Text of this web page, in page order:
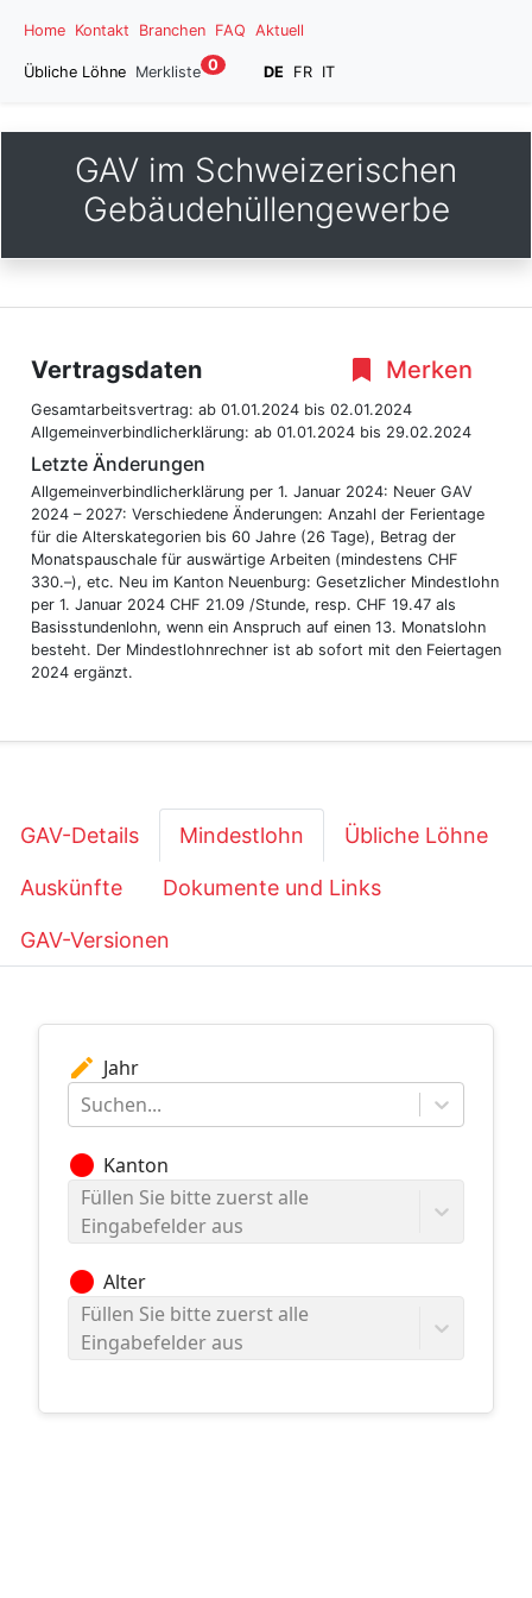
Home Kontakt Branchen FAQ Aktuell
Übliche Löhne Merkliste 0 DE FR IT
GAV im Schweizerischen
Gebäudehüllengewerbe
Merken
Vertragsdaten
Gesamtarbeitsvertrag: ab 01.01.2024 bis 02.01.2024
Allgemeinverbindlicherklärung: ab 01.01.2024 bis 29.02.2024
Letzte Änderungen
Allgemeinverbindlicherklärung per 1. Januar 2024: Neuer GAV
2024 – 2027: Verschiedene Änderungen: Anzahl der Ferientage
für die Alterskategorien bis 60 Jahre (26 Tage), Betrag der
Monatspauschale für auswärtige Arbeiten (mindestens CHF
330.–), etc. Neu im Kanton Neuenburg: Gesetzlicher Mindestlohn
per 1. Januar 2024 CHF 21.09 /Stunde, resp. CHF 19.47 als
Basisstundenlohn, wenn ein Anspruch auf einen 13. Monatslohn
besteht. Der Mindestlohnrechner ist ab sofort mit den Feiertagen
2024 ergänzt.
GAV-Details Mindestlohn Übliche Löhne
Auskünfte Dokumente und Links
GAV-Versionen
edit Jahr
Suchen...
circle Kanton
Füllen Sie bitte zuerst alle
Eingabefelder aus
circle Alter
Füllen Sie bitte zuerst alle
Eingabefelder aus